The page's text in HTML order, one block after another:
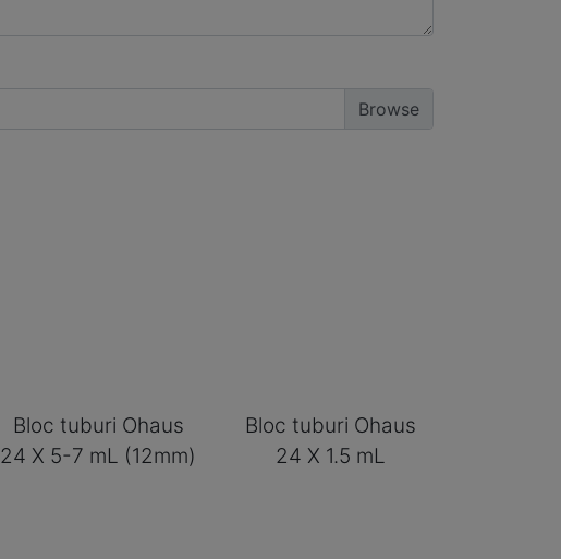
Bloc tuburi Ohaus
24 X 5-7 mL (12mm)
Bloc tuburi Ohaus
24 X 1.5 mL